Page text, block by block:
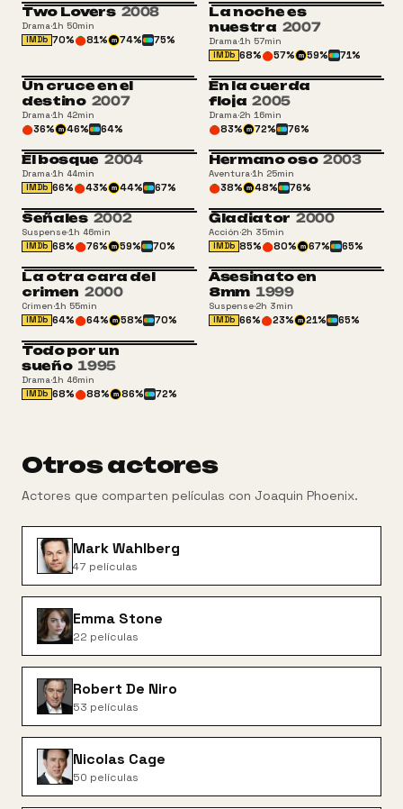
Two Lovers 2008
Drama·1h 50min
IMDb 70% 81% m 74% 75%
La noche es
nuestra 2007
Drama·1h 57min
IMDb 68% 57% m 59% 71%
Un cruce en el
destino 2007
Drama·1h 42min
36% m 46% 64%
En la cuerda
floja 2005
Drama·2h 16min
83% m 72% 76%
El bosque 2004
Drama·1h 44min
IMDb 66% 43% m 44% 67%
ATP
Hermano oso 2003
Aventura·1h 25min
38% m 48% 76%
Señales 2002
Suspense·1h 46min
IMDb 68% 76% m 59% 70%
Gladiator 2000
Acción·2h 35min
IMDb 85% 80% m 67% 65%
La otra cara del
crimen 2000
Crimen·1h 55min
IMDb 64% 64% m 58% 70%
Asesinato en
8mm 1999
Suspense·2h 3min
IMDb 66% 23% m 21% 65%
Todo por un
sueño 1995
Drama·1h 46min
IMDb 68% 88% m 86% 72%
Otros actores
Actores que comparten películas con Joaquin Phoenix.
Mark Wahlberg
47 películas
Emma Stone
22 películas
Robert De Niro
53 películas
Nicolas Cage
50 películas